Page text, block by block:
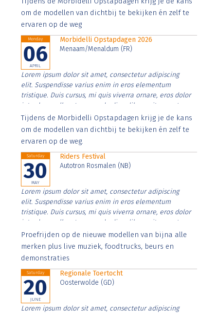
imperdiet. Nunc ut sem vitae risus tristique posuere.
om de modellen van dichtbij te bekijken én zelf te
ervaren op de weg
Monday
06
APRIL
Morbidelli Opstapdagen 2026
Menaam/Menaldum (FR)
Lorem ipsum dolor sit amet, consectetur adipiscing
elit. Suspendisse varius enim in eros elementum
tristique. Duis cursus, mi quis viverra ornare, eros dolor
interdum nulla, ut commodo diam libero vitae erat.
Aenean faucibus nibh et justo cursus id rutrum lorem
imperdiet. Nunc ut sem vitae risus tristique posuere.
Tijdens de Morbidelli Opstapdagen krijg je de kans
om de modellen van dichtbij te bekijken én zelf te
ervaren op de weg.
Saturday
30
MAY
Riders Festival
Autotron Rosmalen (NB)
Lorem ipsum dolor sit amet, consectetur adipiscing
elit. Suspendisse varius enim in eros elementum
tristique. Duis cursus, mi quis viverra ornare, eros dolor
interdum nulla, ut commodo diam libero vitae erat.
Aenean faucibus nibh et justo cursus id rutrum lorem
imperdiet. Nunc ut sem vitae risus tristique posuere.
Proefrijden op de nieuwe modellen van bijna alle
merken plus live muziek, foodtrucks, beurs en
demonstraties
Saturday
20
JUNE
Regionale Toertocht
Oosterwolde (GD)
Lorem ipsum dolor sit amet, consectetur adipiscing